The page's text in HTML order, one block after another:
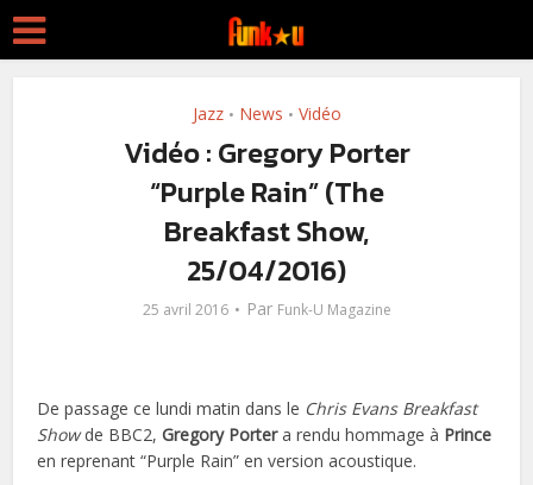
Jazz • News • Vidéo
Vidéo : Gregory Porter
“Purple Rain” (The
Breakfast Show,
25/04/2016)
25 avril 2016 Par Funk-U Magazine
De passage ce lundi matin dans le Chris Evans Breakfast
Showde BBC2,Gregory Portera rendu hommage à Prince
en reprenant “Purple Rain” en version acoustique.